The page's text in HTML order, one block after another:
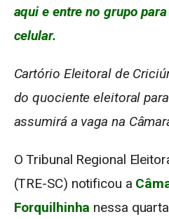
aqui e entre no grupo
celular.
Cartório Eleitoral de
do quociente eleitoral
assumirá a vaga na
O Tribunal Regional
(TRE-SC) notificou a
Forquilhinha nessa